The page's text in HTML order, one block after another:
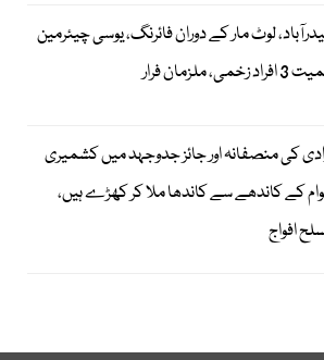
لوٹ مار کے دوران فائرنگ، یوسی چیئرمین
زخمی، ملزمان فرار
کی منصفانہ اور جائز جدوجہد میں کشمیری
کے کاندھے سے کاندھا ملا کر کھڑے ہیں،
افواج